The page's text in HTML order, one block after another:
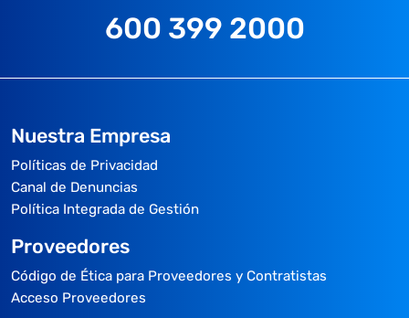
600 399 2000
Nuestra Empresa
Políticas de Privacidad
Canal de Denuncias
Política Integrada de Gestión
Proveedores
Código de Ética para Proveedores y Contratistas
Acceso Proveedores